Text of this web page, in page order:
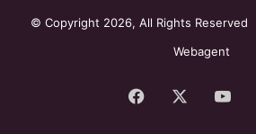
© Copyright 2026, All Rights Reserved
Webagent
Facebook